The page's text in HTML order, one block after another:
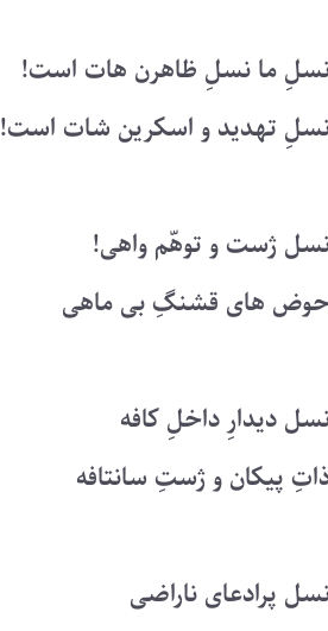
ما نسلِ ظاهرن هات است!
تهدید و اسکرین شات است!
ژست و توهّم واهی!
های قشنگِ بی ماهی
دیدارِ داخلِ کافه
پیکان و ژستِ سانتافه
پرادعای ناراضی